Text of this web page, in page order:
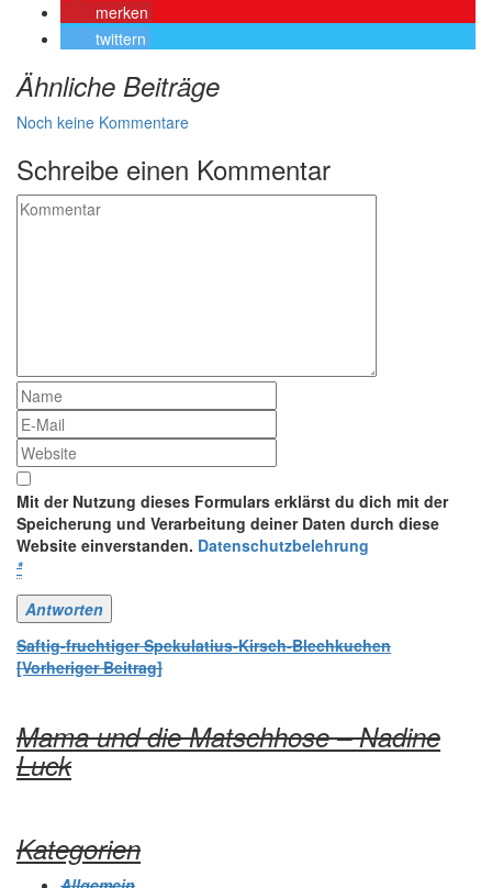
merken
twittern
Ähnliche Beiträge
Noch keine Kommentare
Schreibe einen Kommentar
Mit der Nutzung dieses Formulars erklärst du dich mit der
Speicherung und Verarbeitung deiner Daten durch diese
Website einverstanden. Datenschutzbelehrung
*
Beitrags-
Saftig-fruchtiger Spekulatius-Kirsch-Blechkuchen
[Vorheriger Beitrag]
Mama und die Matschhose – Nadine
Luck
Kategorien